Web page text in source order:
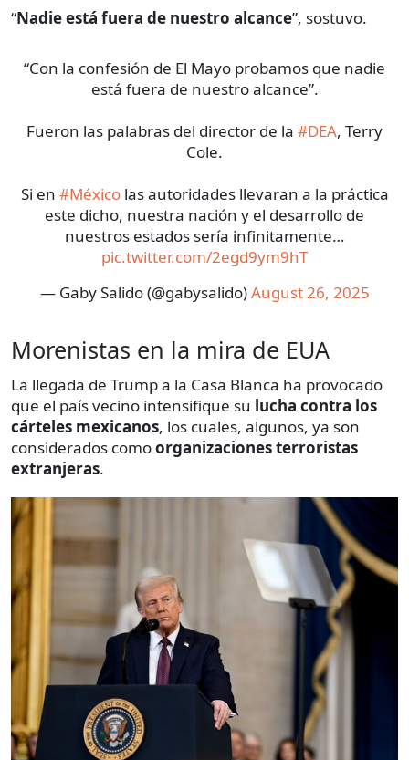
“Nadie está fuera de nuestro alcance”, sostuvo.
“Con la confesión de El Mayo probamos que nadie
está fuera de nuestro alcance”.
Fueron las palabras del director de la #DEA, Terry
Cole.
Si en #Méxicolas autoridades llevaran a la práctica
este dicho, nuestra nación y el desarrollo de
nuestros estados sería infinitamente…
pic.twitter.com/2egd9ym9hT
— Gaby Salido (@gabysalido)August 26, 2025
Morenistas en la mira de EUA
La llegada de Trump a la Casa Blanca ha provocado
que el país vecino intensifique su lucha contra los
cárteles mexicanos, los cuales, algunos, ya son
considerados comoorganizaciones terroristas
extranjeras.